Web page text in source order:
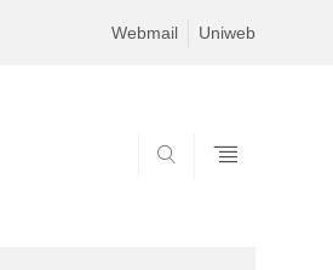
Webmail Uniweb